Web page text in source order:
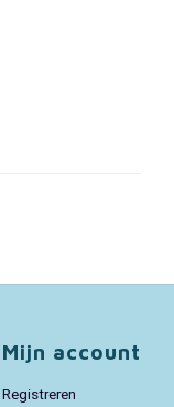
Mijn account
Registreren